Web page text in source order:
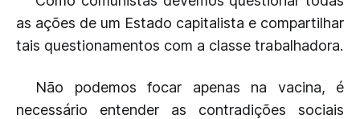
as ações de um Estado capitalista e compartilhar
tais questionamentos com a classe trabalhadora.
Não podemos focar apenas na vacina, é
necessário entender as contradições sociais